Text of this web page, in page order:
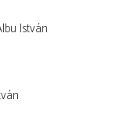
István